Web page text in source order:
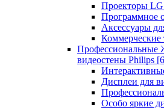
Проекторы LG
Программное
Аксессуары
Коммерческие
Профессиональные
видеостены Philips
Дисплеи для
Особо яркие